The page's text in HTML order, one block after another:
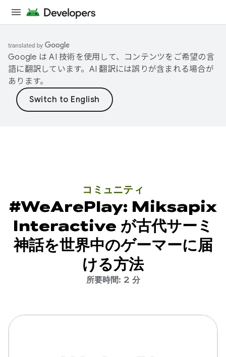
Google は AI 技術を使用して、コンテンツをご希望の言
語に翻訳しています。AI 翻訳には誤りが含まれる場合が
あります。
コミュニティ
#WeArePlay: Miksapix
Interactive が古代サーミ
神話を世界中のゲーマーに届
ける方法
所要時間: 2 分